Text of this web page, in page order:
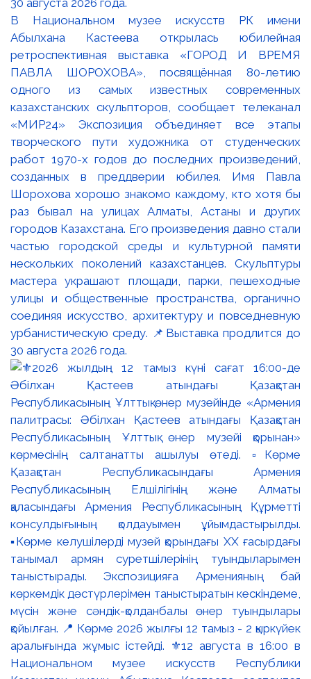
В Национальном музее искусств РК имени
Абылхана Кастеева открылась юбилейная
ретроспективная выставка «ГОРОД И ВРЕМЯ
ПАВЛА ШОРОХОВА», посвящённая 80-летию
одного из самых известных современных
казахстанских скульпторов, сообщает телеканал
«МИР24» Экспозиция объединяет все этапы
творческого пути художника от студенческих
работ 1970-х годов до последних произведений,
созданных в преддверии юбилея. Имя Павла
Шорохова хорошо знакомо каждому, кто хотя бы
раз бывал на улицах Алматы, Астаны и других
городов Казахстана. Его произведения давно стали
частью городской среды и культурной памяти
нескольких поколений казахстанцев. Скульптуры
мастера украшают площади, парки, пешеходные
улицы и общественные пространства, органично
соединяя искусство, архитектуру и повседневную
урбанистическую среду. 📌Выставка продлится до
30 августа 2026 года.